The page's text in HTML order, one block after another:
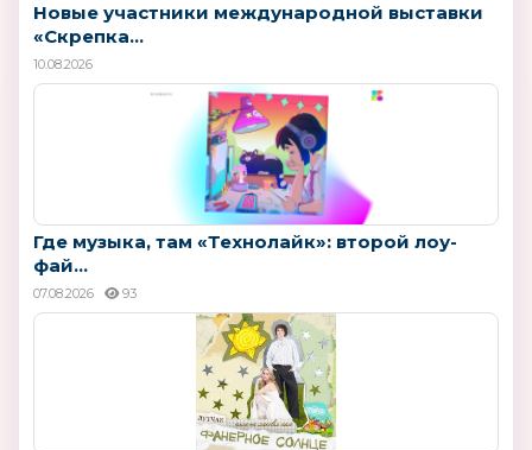
Новые участники международной выставки
«Скрепка...
10.08.2026
Где музыка, там «Технолайк»: второй лоу-
фай...
07.08.2026 93